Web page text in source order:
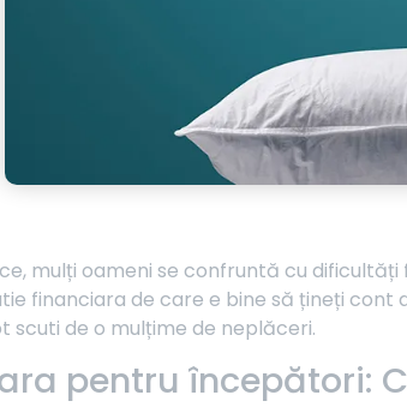
mulți oameni se confruntă cu
financiara de care e bine să țineți
de o mulțime de neplăceri.
pentru începători: